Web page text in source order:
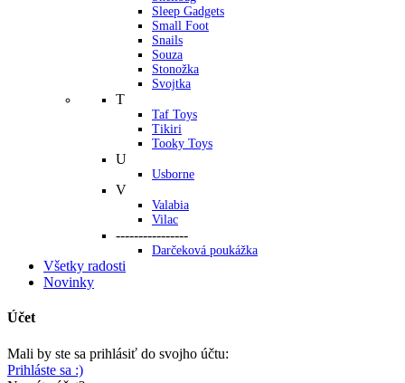
Sleep Gadgets
Small Foot
Snails
Souza
Stonožka
Svojtka
T
Taf Toys
Tikiri
Tooky Toys
U
Usborne
V
Valabia
Vilac
----------------
Darčeková poukážka
Všetky radosti
Novinky
Účet
Mali by ste sa prihlásiť do svojho účtu:
Prihláste sa :)